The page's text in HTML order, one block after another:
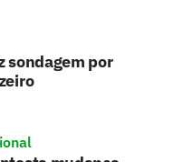
sondagem por